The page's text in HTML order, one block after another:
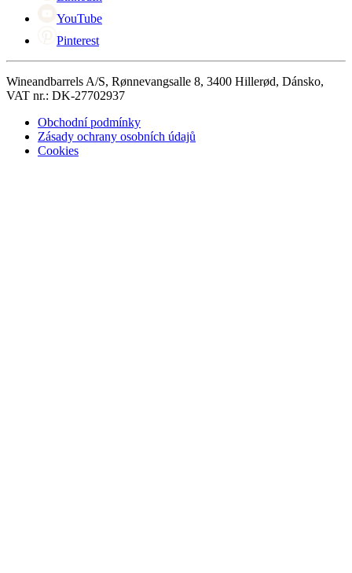
YouTube
Pinterest
Wineandbarrels A/S, Rønnevangsalle 8, 3400 Hillerød, Dánsko,
VAT nr.: DK-27702937
Obchodní podmínky
Zásady ochrany osobních údajů
Cookies